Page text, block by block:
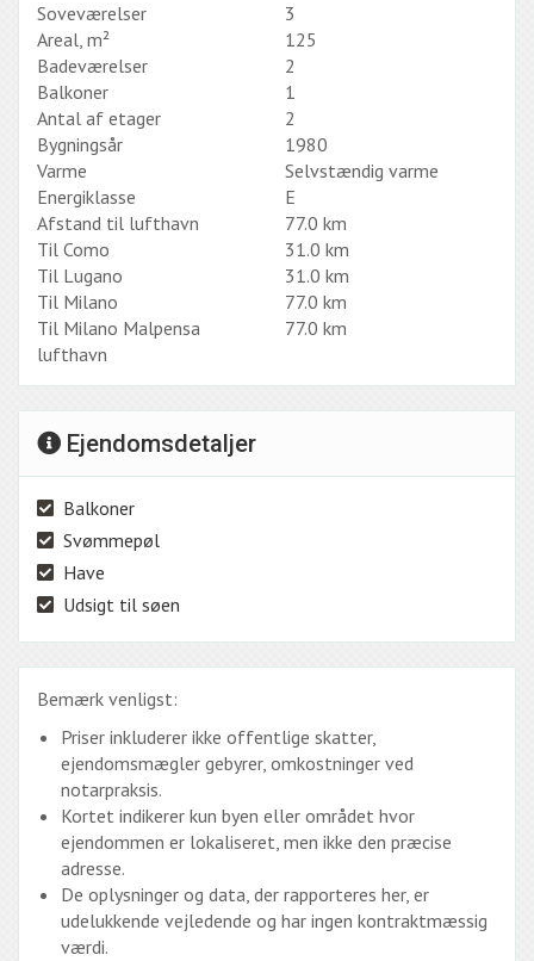
Soveværelser
3
Areal, m²
125
Badeværelser
2
Balkoner
1
Antal af etager
2
Bygningsår
1980
Varme
Selvstændig varme
Energiklasse
E
Afstand til lufthavn
77.0 km
Til Como
31.0 km
Til Lugano
31.0 km
Til Milano
77.0 km
Til Milano Malpensa
lufthavn
77.0 km
Ejendomsdetaljer
Balkoner
Svømmepøl
Have
Udsigt til søen
Bemærk venligst:
Priser inkluderer ikke offentlige skatter,
ejendomsmægler gebyrer, omkostninger ved
notarpraksis.
Kortet indikerer kun byen eller området hvor
ejendommen er lokaliseret, men ikke den præcise
adresse.
De oplysninger og data, der rapporteres her, er
udelukkende vejledende og har ingen kontraktmæssig
værdi.